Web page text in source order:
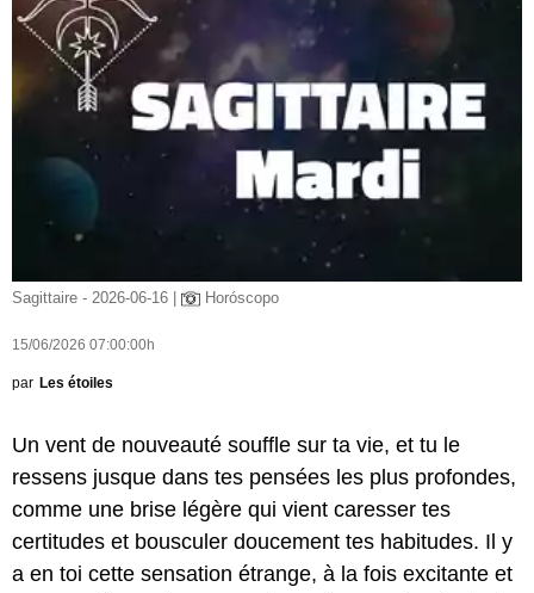
Sagittaire - 2026-06-16 | Horóscopo
15/06/2026 07:00:00h
par Les étoiles
Un vent de nouveauté souffle sur ta vie, et tu le
ressens jusque dans tes pensées les plus profondes,
comme une brise légère qui vient caresser tes
certitudes et bousculer doucement tes habitudes. Il y
a en toi cette sensation étrange, à la fois excitante et